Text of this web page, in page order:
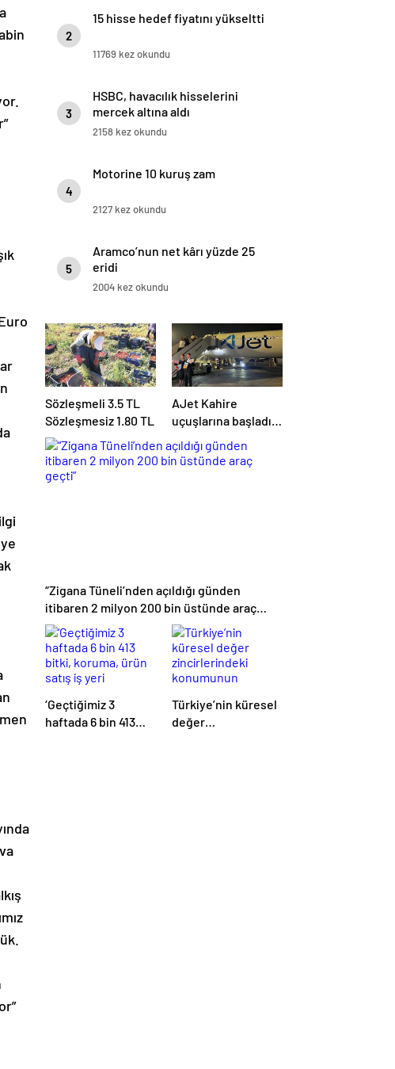
2
15 hisse hedef fiyatını yükseltti
11769 kez okundu
3
HSBC, havacılık hisselerini
mercek altına aldı
2158 kez okundu
4
Motorine 10 kuruş zam
2127 kez okundu
5
Aramco’nun net kârı yüzde 25
eridi
2004 kez okundu
Sözleşmeli 3.5 TL
Sözleşmesiz 1.80 TL
AJet Kahire
uçuşlarına başladı!
‘Mısır’daki
destinasyon
“Zigana Tüneli’nden açıldığı günden
itibaren 2 milyon 200 bin üstünde araç
geçti”
‘Geçtiğimiz 3
haftada 6 bin 413
Türkiye’nin küresel
değer